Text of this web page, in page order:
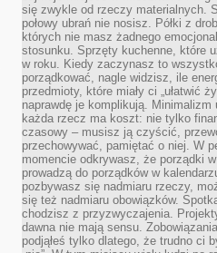
się zwykle od rzeczy materialnych.
połowy ubrań nie nosisz. Półki z
których nie masz żadnego
stosunku. Sprzęty kuchenne, które
w roku. Kiedy zaczynasz to
porządkować, nagle widzisz, ile
przedmioty, które miały ci „ułatwić
naprawdę je komplikują. Minimalizm
każda rzecz ma koszt: nie tylko
czasowy – musisz ją czyścić,
przechowywać, pamiętać o niej. W
momencie odkrywasz, że porządki
prowadzą do porządków w
pozbywasz się nadmiaru rzeczy,
się też nadmiaru obowiązków.
chodzisz z przyzwyczajenia.
dawna nie mają sensu.
podjąłeś tylko dlatego, że trudno ci